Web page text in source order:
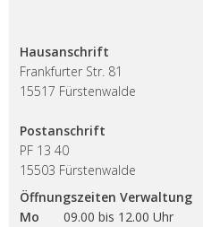
Hausanschrift
Frankfurter Str. 81
15517 Fürstenwalde
Postanschrift
PF 13 40
15503 Fürstenwalde
Öffnungszeiten Verwaltung
Mo
09.00 bis 12.00 Uhr